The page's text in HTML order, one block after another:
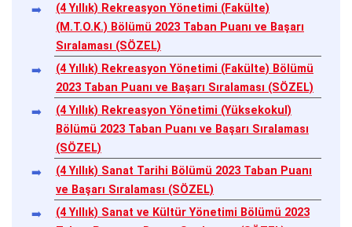
(4 Yıllık) Rekreasyon Yönetimi (Fakülte)
(M.T.O.K.) Bölümü 2023 Taban Puanı ve Başarı
Sıralaması (SÖZEL)
(4 Yıllık) Rekreasyon Yönetimi (Fakülte) Bölümü
2023 Taban Puanı ve Başarı Sıralaması (SÖZEL)
(4 Yıllık) Rekreasyon Yönetimi (Yüksekokul)
Bölümü 2023 Taban Puanı ve Başarı Sıralaması
(SÖZEL)
(4 Yıllık) Sanat Tarihi Bölümü 2023 Taban Puanı
ve Başarı Sıralaması (SÖZEL)
(4 Yıllık) Sanat ve Kültür Yönetimi Bölümü 2023